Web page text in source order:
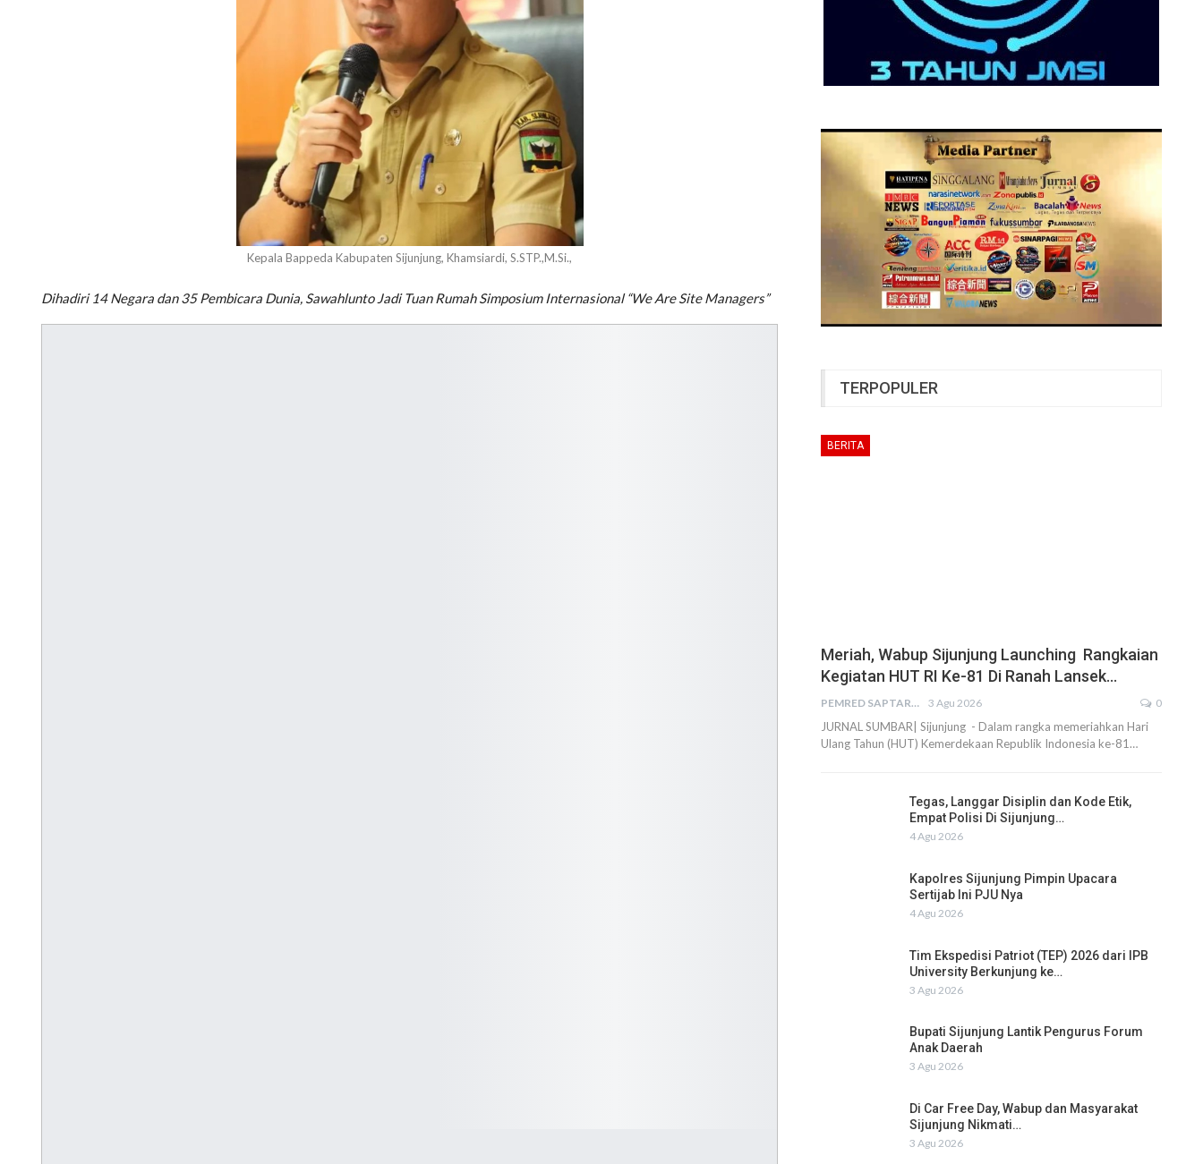
Kepala Bappeda Kabupaten Sijunjung, Khamsiardi, S.STP.,M.Si.,
Dihadiri 14 Negara dan 35 Pembicara Dunia, Sawahlunto Jadi Tuan Rumah Simposium Internasional “We Are Site Managers”
TERPOPULER
BERITA
Meriah, Wabup Sijunjung Launching Rangkaian
Kegiatan HUT RI Ke-81 Di Ranah Lansek…
PEMRED SAPTARIUS 3 Agu 2026 0
JURNAL SUMBAR| Sijunjung - Dalam rangka memeriahkan Hari
Ulang Tahun (HUT) Kemerdekaan Republik Indonesia ke-81…
Tegas, Langgar Disiplin dan Kode Etik,
Empat Polisi Di Sijunjung…
4 Agu 2026
Kapolres Sijunjung Pimpin Upacara
Sertijab Ini PJU Nya
4 Agu 2026
Tim Ekspedisi Patriot (TEP) 2026 dari IPB
University Berkunjung ke…
3 Agu 2026
Bupati Sijunjung Lantik Pengurus Forum
Anak Daerah
3 Agu 2026
Di Car Free Day, Wabup dan Masyarakat
Sijunjung Nikmati…
3 Agu 2026